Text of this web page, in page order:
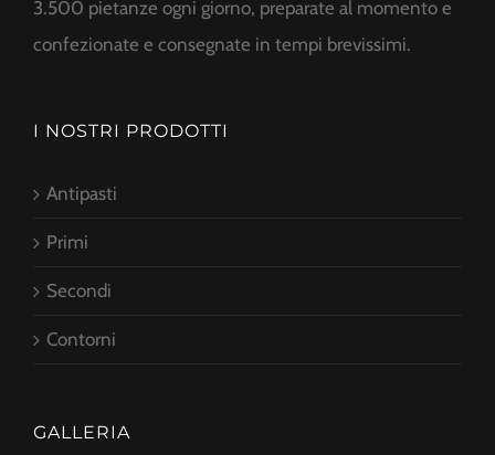
3.500 pietanze ogni giorno, preparate al momento e
confezionate e consegnate in tempi brevissimi.
I NOSTRI PRODOTTI
Antipasti
Primi
Secondi
Contorni
GALLERIA